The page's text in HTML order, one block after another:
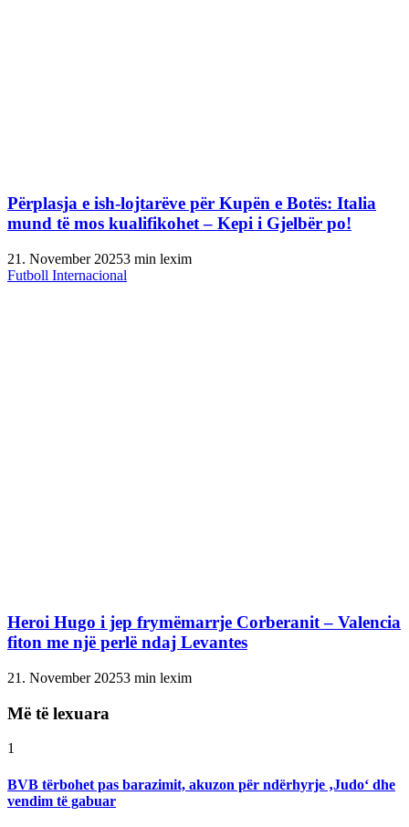
Përplasja e ish-lojtarëve për Kupën e Botës: Italia
mund të mos kualifikohet – Kepi i Gjelbër po!
21. November 20253 min lexim
Futboll Internacional
Heroi Hugo i jep frymëmarrje Corberanit – Valencia
fiton me një perlë ndaj Levantes
21. November 20253 min lexim
Më të lexuara
1
BVB tërbohet pas barazimit, akuzon për ndërhyrje ‚Judo‘ dhe
vendim të gabuar